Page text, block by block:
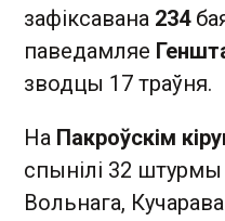
зафіксавана 234
паведамляе
зводцы 17 траўня.
На Пакроўскім
спынілі 32 штурмы
Вольнага,